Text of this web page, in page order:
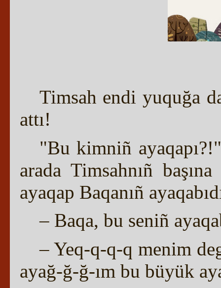
Timsah endi yuquğa
attı!
"Bu kimniñ
arada Timsahnıñ
ayaqap Baqanıñ
– Baqa, bu seniñ
– Yeq-q-q-q menim
ayağ-ğ-ğ-ım bu büyük